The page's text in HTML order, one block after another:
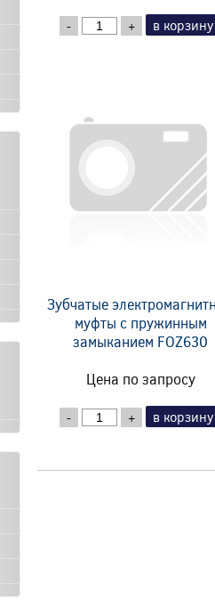
- + в корзину
Зубчатые
муфты с пружинным
замыканием FOZ630
Цена по запросу
- + в корзину